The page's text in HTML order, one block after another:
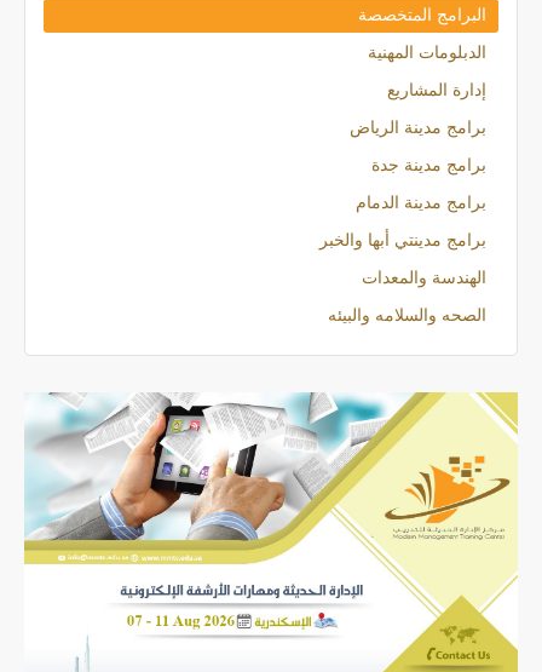
البرامج المتخصصة
الدبلومات المهنية
إدارة المشاريع
برامج مدينة الرياض
برامج مدينة جدة
برامج مدينة الدمام
برامج مدينتي أبها والخبر
الهندسة والمعدات
الصحه والسلامه والبيئه